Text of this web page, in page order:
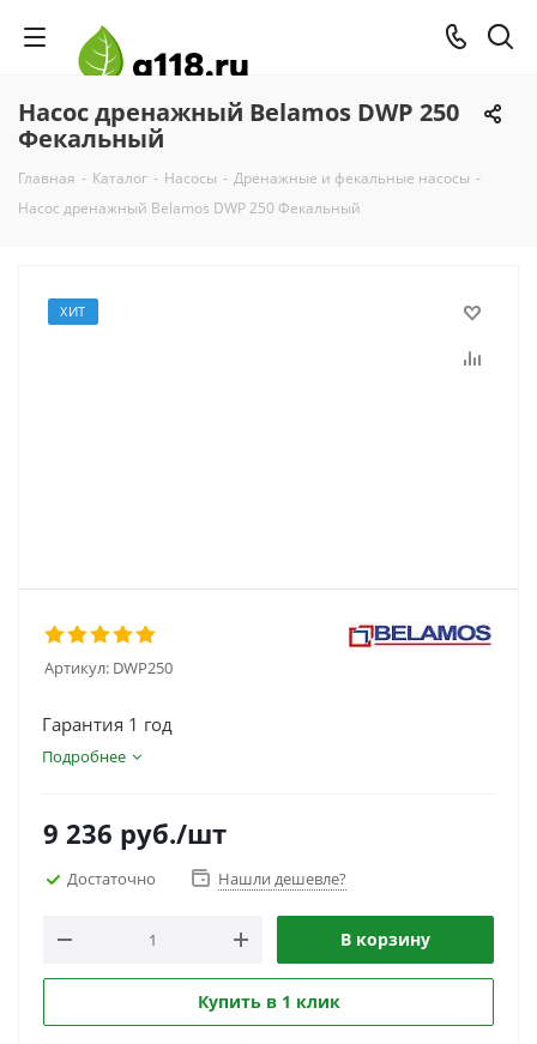
Насос дренажный Belamos DWP 250
Фекальный
Главная - Каталог - Насосы - Дренажные и фекальные насосы -
Насос дренажный Belamos DWP 250 Фекальный
ХИТ
Артикул: DWP250
Гарантия 1 год
Подробнее
9 236 руб./шт
Достаточно Нашли дешевле?
В корзину
Купить в 1 клик